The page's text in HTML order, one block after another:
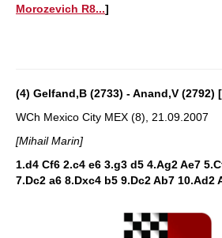
Morozevich R8...]
(4) Gelfand,B (2733) - Anand,V (2792)
WCh Mexico City MEX (8), 21.09.2007
[Mihail Marin]
1.d4 Cf6 2.c4 e6 3.g3 d5 4.Ag2 Ae7
7.Dc2 a6 8.Dxc4 b5 9.Dc2 Ab7 10.Ad2